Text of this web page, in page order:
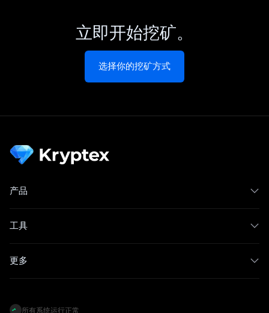
立即开始挖矿。
选择你的挖矿方式
产品
工具
更多
所有系统运行正常